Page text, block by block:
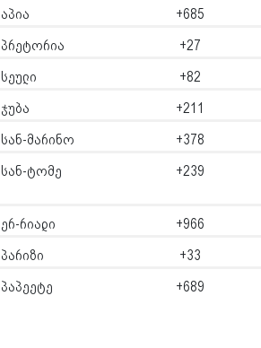
აპია
+685
პრეტორია
+27
სეული
+82
ჯუბა
+211
სან-მარინო
+378
სან-ტომე +239
ერ-რიადი
+966
პარიზი
+33
პაპეეტე +689